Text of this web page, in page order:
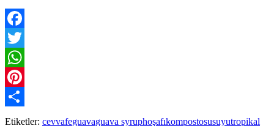
Facebook
Twitter
WhatsApp
Pinterest
Paylaş
Etiketler: cevvafeguavaguava syruphoşafıkompostosusuyutropikal